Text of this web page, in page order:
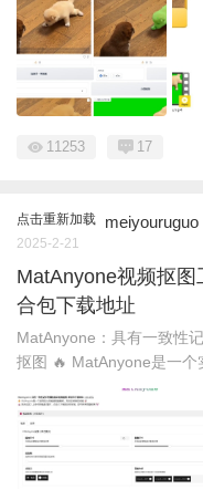
11253 17
点击重新加载 meiyouruguo
2025-2-21
MatAnyone视频抠
合包下载地址
MatAnyone：具有一致性
抠图 🔥 MatAnyone是一个